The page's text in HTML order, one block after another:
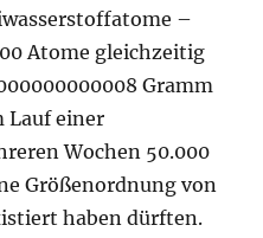
–
Atome gleichzeitig
Gramm
Lauf einer
Wochen 50.000
Größenordnung von
haben dürften.